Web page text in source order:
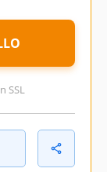
SSL